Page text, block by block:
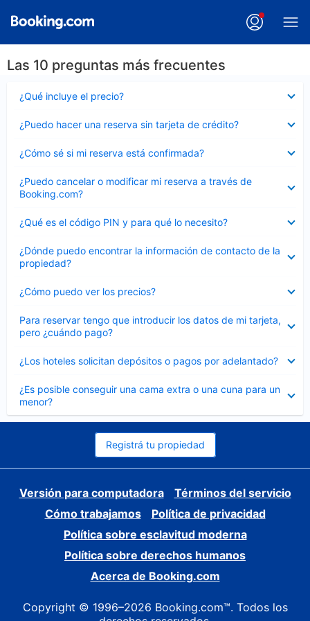
Las 10 preguntas más frecuentes
¿Qué incluye el precio?
cerrado
¿Puedo hacer una reserva sin tarjeta de crédito?
cerrado
¿Cómo sé si mi reserva está confirmada?
cerrado
¿Puedo cancelar o modificar mi reserva a través de
Booking.com?
cerrado
¿Qué es el código PIN y para qué lo necesito?
cerrado
¿Dónde puedo encontrar la información de contacto de la
propiedad?
cerrado
¿Cómo puedo ver los precios?
cerrado
Para reservar tengo que introducir los datos de mi tarjeta,
pero ¿cuándo pago?
cerrado
¿Los hoteles solicitan depósitos o pagos por adelantado?
cerrado
¿Es posible conseguir una cama extra o una cuna para un
menor?
cerrado
Registrá tu propiedad
Versión para computadora
Términos del servicio
Cómo trabajamos
Política de privacidad
Política sobre esclavitud moderna
Política sobre derechos humanos
Acerca de Booking.com
Copyright © 1996–2026 Booking.com™. Todos los